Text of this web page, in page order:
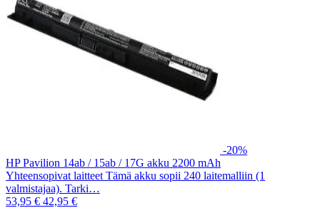
-20%
HP Pavilion 14ab / 15ab / 17G akku 2200 mAh
Yhteensopivat laitteet Tämä akku sopii 240 laitemalliin (1
valmistajaa). Tarki…
53,95 € 42,95 €